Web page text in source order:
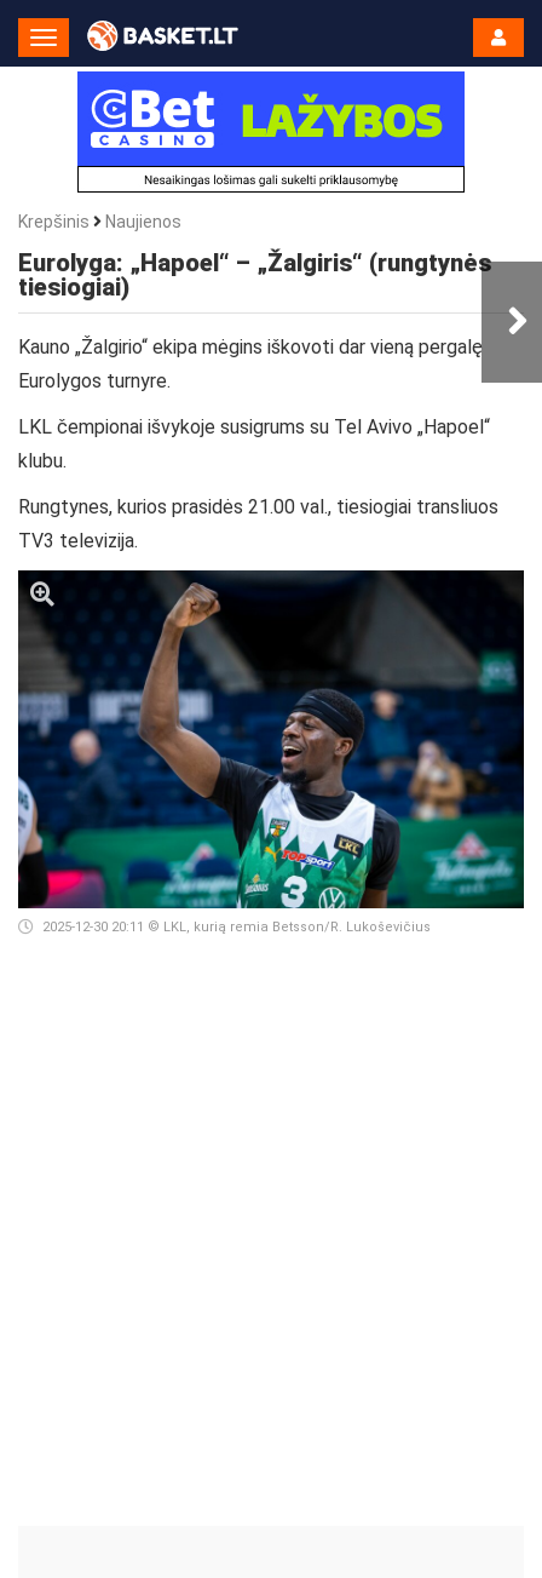
Toggle
Navigation
Krepšinis Naujienos
Eurolyga: „Hapoel“ – „Žalgiris“ (rungtynės
tiesiogiai)
Kauno „Žalgirio“ ekipa mėgins iškovoti dar vieną pergalę
Eurolygos turnyre.
LKL čempionai išvykoje susigrums su Tel Avivo „Hapoel“
klubu.
Rungtynes, kurios prasidės 21.00 val., tiesiogiai transliuos
TV3 televizija.
2025-12-30 20:11 © LKL, kurią remia Betsson/R. Lukoševičius